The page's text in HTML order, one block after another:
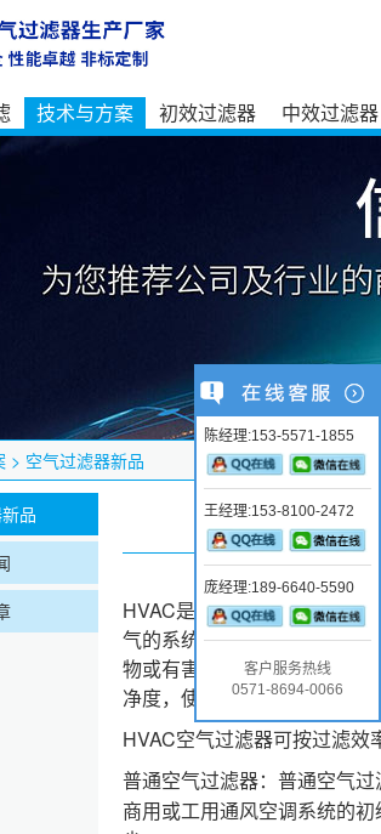
技术与方案 初效过滤器 中效过滤器
> 空气过滤器新品
品
带
HVAC是Heating，即
气的系统或相关设备，也可
物或有害气体，是HVAC系
净度，使环境能最大程度地
HVAC空气过滤器可按过滤效
普通空气过滤器：普通空气
商用或工用通风空调系统的
陈经理:153-5571-1855
王经理:153-8100-2472
庞经理:189-6640-5590
客户服务热线
0571-8694-0066